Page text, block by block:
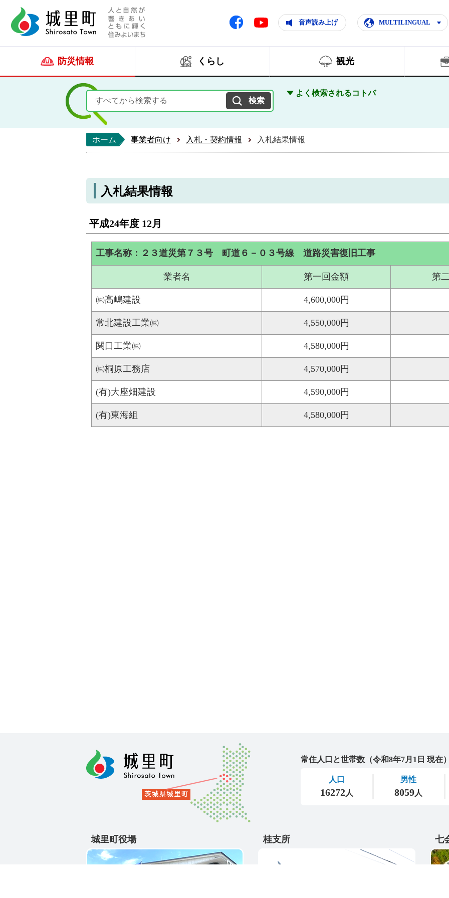
人と自然が響きあいともに輝く住みよいまち
Facebook Youtube 音声読み上げ MULTILINGUAL
防災情報 くらし 観光
よく検索されるコトバ
ホーム 事業者向け 入札・契約情報 入札結果情報
入札結果情報
平成24年度 12月
工事名称：２３道災第７３号 町道６－０３号線 道路災害復旧工事
業者名 第一回金額 第
㈱高嶋建設 4,600,000円
常北建設工業㈱ 4,550,000円
関口工業㈱ 4,580,000円
㈱桐原工務店 4,570,000円
(有)大座畑建設 4,590,000円
(有)東海組 4,580,000円
城里町役場 桂支所 七